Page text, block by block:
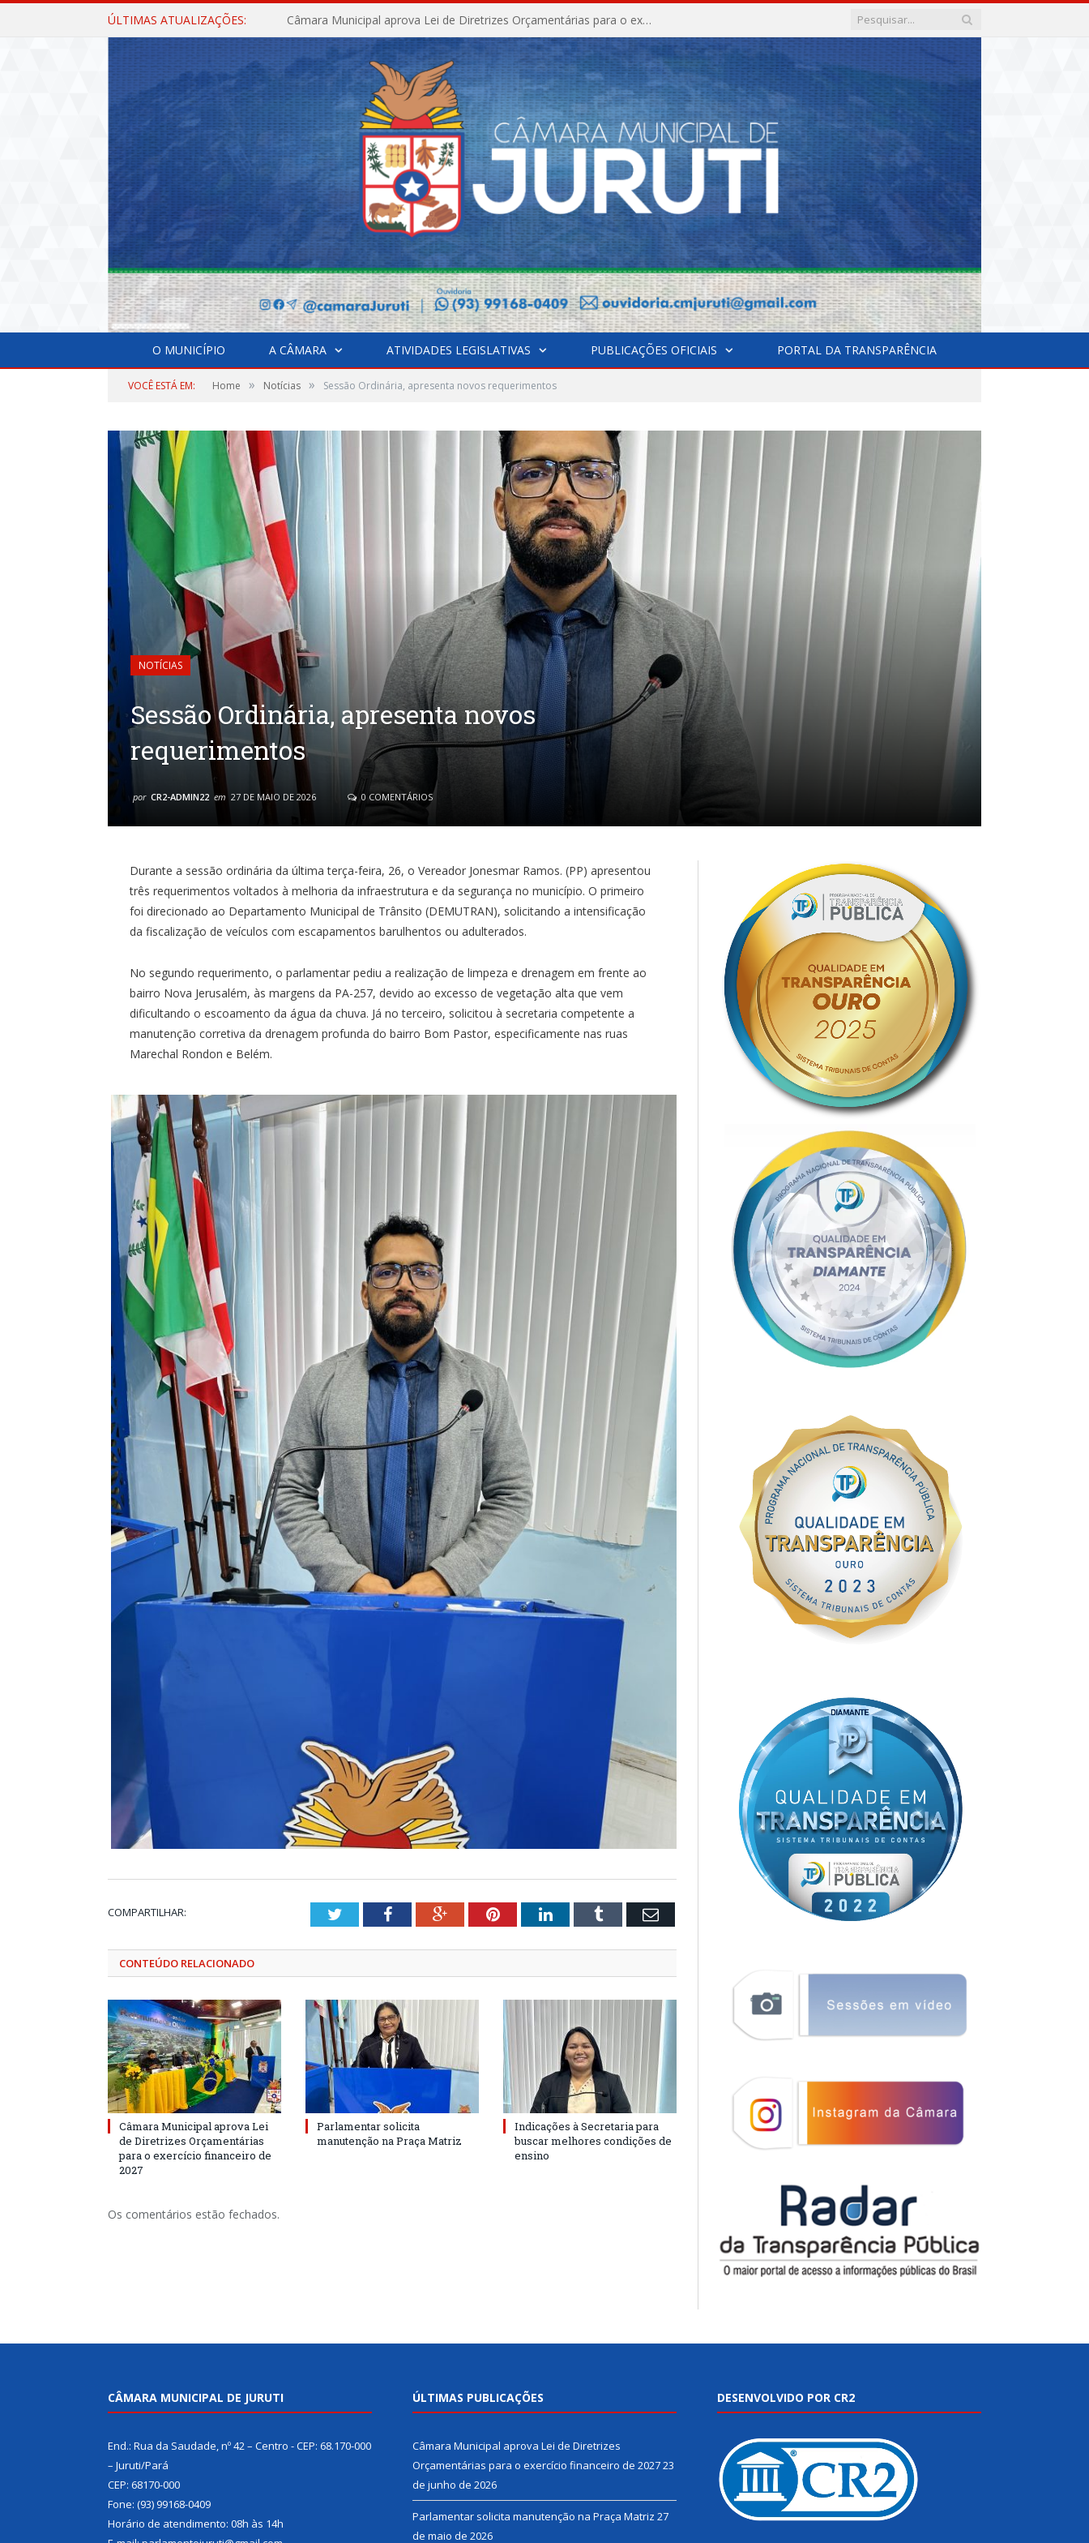
ÚLTIMAS ATUALIZAÇÕES: Câmara Municipal aprova Lei de Diretrizes Orçamentárias para o exercício financeiro de 2027
O MUNICÍPIO A CÂMARA ATIVIDADES LEGISLATIVAS PUBLICAÇÕES OFICIAIS PORTAL DA TRANSPARÊNCIA
VOCÊ ESTÁ EM: Home » Notícias » Sessão Ordinária, apresenta novos requerimentos
NOTÍCIAS
Sessão Ordinária, apresenta novos
requerimentos
por CR2-ADMIN22 em 27 DE MAIO DE 2026 0 COMENTÁRIOS
Durante a sessão ordinária da última terça-feira, 26, o Vereador Jonesmar Ramos. (PP) apresentou
três requerimentos voltados à melhoria da infraestrutura e da segurança no município. O primeiro
foi direcionado ao Departamento Municipal de Trânsito (DEMUTRAN), solicitando a intensificação
da fiscalização de veículos com escapamentos barulhentos ou adulterados.
No segundo requerimento, o parlamentar pediu a realização de limpeza e drenagem em frente ao
bairro Nova Jerusalém, às margens da PA-257, devido ao excesso de vegetação alta que vem
dificultando o escoamento da água da chuva. Já no terceiro, solicitou à secretaria competente a
manutenção corretiva da drenagem profunda do bairro Bom Pastor, especificamente nas ruas
Marechal Rondon e Belém.
COMPARTILHAR: TwitterFacebookGoogle+PinterestLinkedInTumblr Email
CONTEÚDO RELACIONADO
Câmara Municipal aprova Lei
de Diretrizes Orçamentárias
para o exercício financeiro de
2027
Parlamentar solicita
manutenção na Praça Matriz
Indicações à Secretaria para
buscar melhores condições de
ensino
Os comentários estão fechados.
CÂMARA MUNICIPAL DE JURUTI
End.: Rua da Saudade, nº 42 – Centro - CEP: 68.170-000
– Juruti/Pará
CEP: 68170-000
Fone: (93) 99168-0409
Horário de atendimento: 08h às 14h
ÚLTIMAS PUBLICAÇÕES
Câmara Municipal aprova Lei de Diretrizes
Orçamentárias para o exercício financeiro de 202723
de junho de 2026
Parlamentar solicita manutenção na Praça Matriz 27
de maio de 2026
DESENVOLVIDO POR CR2